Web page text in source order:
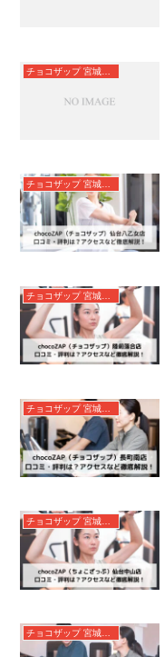
チョコザップ 宮城県仙台市
チョコザップ 宮城県仙台市
チョコザップ 宮城県仙台市
チョコザップ 宮城県仙台市
チョコザップ 宮城県仙台市
チョコザップ 宮城県仙台市